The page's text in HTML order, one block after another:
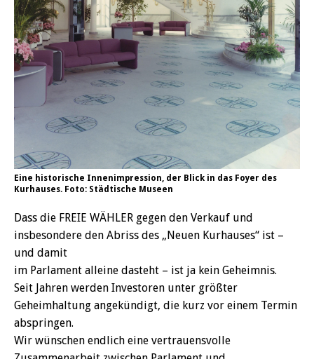
Eine historische Innenimpression, der Blick in das Foyer des
Kurhauses. Foto: Städtische Museen
Dass die FREIE WÄHLER gegen den Verkauf und
insbesondere den Abriss des „Neuen Kurhauses“ ist –
und damit
im Parlament alleine dasteht – ist ja kein Geheimnis.
Seit Jahren werden Investoren unter größter
Geheimhaltung angekündigt, die kurz vor einem Termin
abspringen.
Wir wünschen endlich eine vertrauensvolle